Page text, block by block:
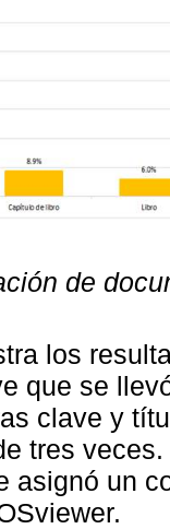
de
los
que se
clave y
tres
asignó un